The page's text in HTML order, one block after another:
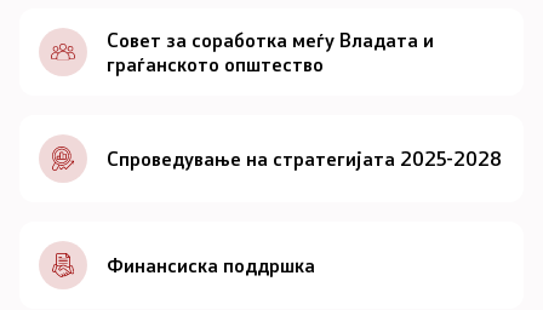
Документи
Совет
За советот
Документи
Совет за соработка меѓу Владата и
граѓанското општество
Спроведување на стратегијата 2025-2028
Финансиска поддршка